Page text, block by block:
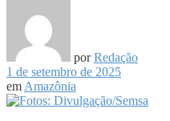
por Redação
1 de setembro de 2025
em Amazônia